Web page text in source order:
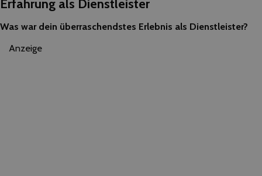
Erfahrung als Dienstleister
Was war dein überraschendstes Erlebnis als Dienstleister?
Anzeige